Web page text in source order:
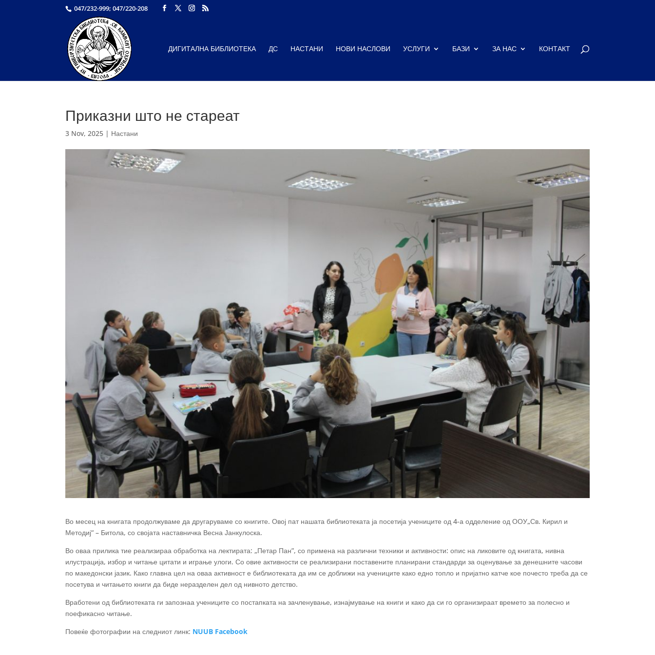
047/232-999; 047/220-208
ДИГИТАЛНА БИБЛИОТЕКА ДС НАСТАНИ НОВИ НАСЛОВИ УСЛУГИ БАЗИ ЗА НАС КОНТАКТ
Приказни што не стареат
3 Nov, 2025 | Настани
Во месец на книгата продолжуваме да другаруваме со книгите. Овој пат нашата библиотеката ја посетија учениците од 4-а одделение од ООУ„Св. Кирил и
Методиј“ – Битола, со својата наставничка Весна Јанкулоска.
Во оваа прилика тие реализираа обработка на лектирата: „Петар Пан”, со примена на различни техники и активности: опис на ликовите од книгата, нивна
илустрација, избор и читање цитати и играње улоги. Со овие активности се реализирани поставените планирани стандарди за оценување за денешните часови
по македонски јазик. Како главна цел на оваа активност е библиотеката да им се доближи на учениците како едно топло и пријатно катче кое почесто треба да се
посетува и читањето книги да биде неразделен дел од нивното детство.
Вработени од библиотеката ги запознаа учениците со постапката на зачленување, изнајмување на книги и како да си го организираат времето за полесно и
поефикасно читање.
Повеќе фотографии на следниот линк: NUUB Facebook